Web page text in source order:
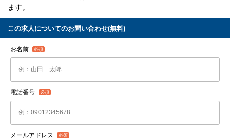
ます。
この求人についてのお問い合わせ(無料)
お名前
電話番号
メールアドレス